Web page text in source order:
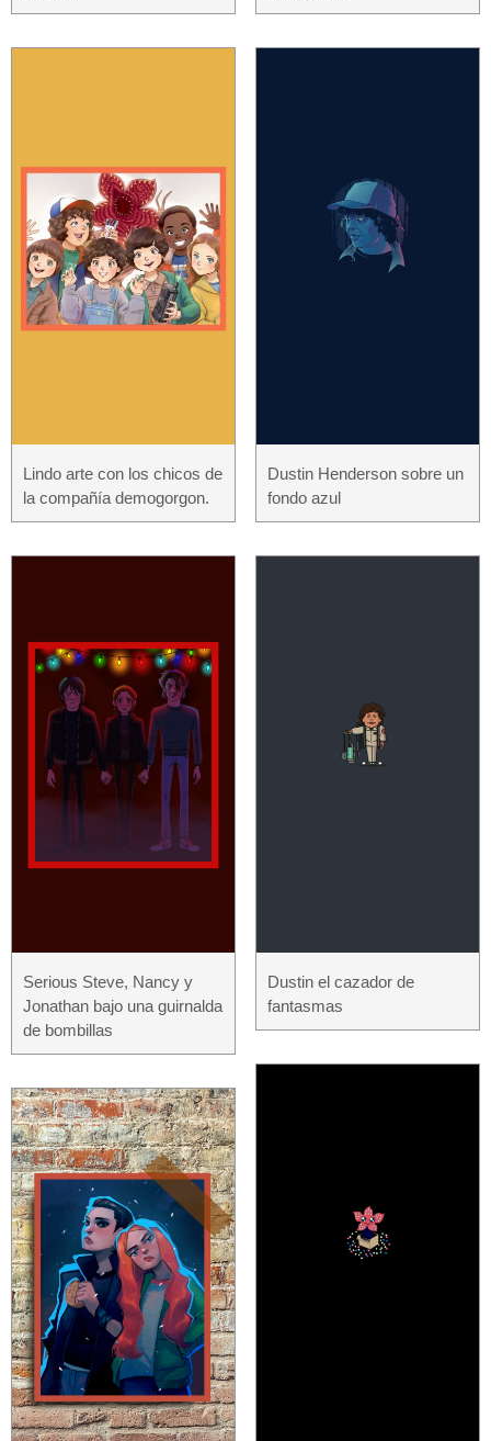
Lindo arte con los chicos de
la compañía demogorgon.
Serious Steve, Nancy y
Jonathan bajo una guirnalda
de bombillas
Dustin Henderson sobre un
fondo azul
Dustin el cazador de
fantasmas